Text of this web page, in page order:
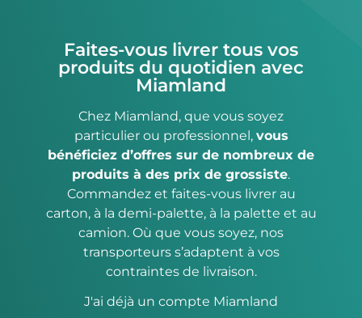
Faites-vous livrer tous vos
produits du quotidien avec
Miamland
Chez Miamland, que vous soyez
particulier ou professionnel, vous
bénéficiez d’offres sur de nombreux de
produits à des prix de grossiste.
Commandez et faites-vous livrer au
carton, à la demi-palette, à la palette et au
camion. Où que vous soyez, nos
transporteurs s’adaptent à vos
contraintes de livraison.
J'ai déjà un compte Miamland